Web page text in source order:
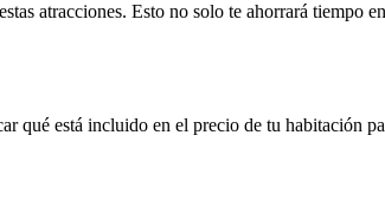
atracciones. Esto no solo te ahorrará tiempo
está incluido en el precio de tu habitación